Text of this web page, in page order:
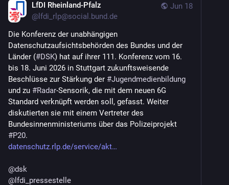
Jun 18
LfDI Rheinland-Pfalz
@ lfdi_rlp@social.bund.de
Die Konferenz der unabhängigen
Datenschutzaufsichtsbehörden des Bundes und der
Länder (#DSK) hat auf ihrer 111. Konferenz vom 16.
bis 18. Juni 2026 in Stuttgart zukunftsweisende
Beschlüsse zur Stärkung der #Jugendmedienbildung
und zu #Radar-Sensorik, die mit dem neuen 6G
Standard verknüpft werden soll, gefasst. Weiter
diskutierten sie mit einem Vertreter des
#P20.
datenschutz.rlp.de/service/akt
@dsk
@ lfdi_pressestelle